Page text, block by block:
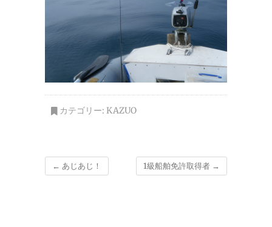
カテゴリー: KAZUO
← あじあじ！ 1級船舶免許取得者 →